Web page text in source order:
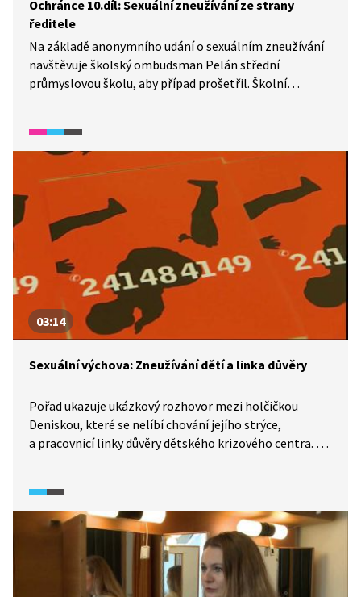
Ochránce 10.díl: Sexuální zneužívání ze strany
ředitele
Na základě anonymního udání o sexuálním zneužívání
navštěvuje školský ombudsman Pelán střední
průmyslovou školu, aby případ prošetřil. Školní
kamarád a současný ředitel zdejší školy sexuálně
obtěžuje chlapce.
03:14
Sexuální výchova: Zneužívání dětí a linka důvěry
Pořad ukazuje ukázkový rozhovor mezi holčičkou
Deniskou, které se nelíbí chování jejího strýce,
a pracovnicí linky důvěry dětského krizového centra. Je
poznat, co se děje, když je zneužívá nebo obtěžuje
někdo blízký. Důležité je nezůstávat s takovým
problém sám a někomu o něm říct.